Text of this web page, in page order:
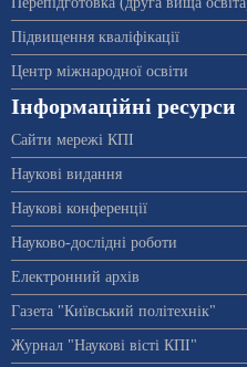
Підвищення кваліфікації
Центр міжнародної освіти
Інформаційні ресурси
Сайти мережі КПІ
Наукові видання
Наукові конференції
Науково-дослідні роботи
Електронний архів
Газета "Київський політехнік"
Журнал "Наукові вісті КПІ"